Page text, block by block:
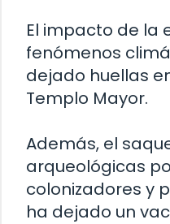
El impacto de la
fenómenos
dejado huellas
Templo Mayor.
Además, el
arqueológicas
colonizadores y
ha dejado un